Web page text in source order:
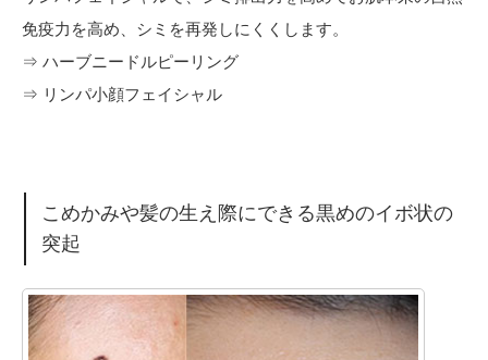
免疫力を高め、シミを再発しにくくします。
⇒ ハーブニードルピーリング
⇒ リンパ小顔フェイシャル
こめかみや髪の生え際にできる黒めのイボ状の
突起